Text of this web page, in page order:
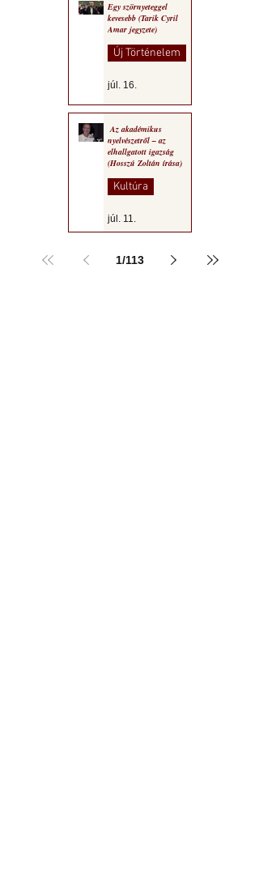
Egy szörnyeteggel
kevesebb (Tarik Cyril
Amar jegyzete)
Új Történelem
júl. 16.
Az akadémikus
nyelvészetről – az
elhallgatott igazság
(Hosszú Zoltán írása)
Kultúra
júl. 11.
1/113